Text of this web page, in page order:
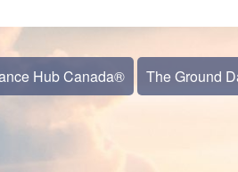
Hub Canada® The Ground